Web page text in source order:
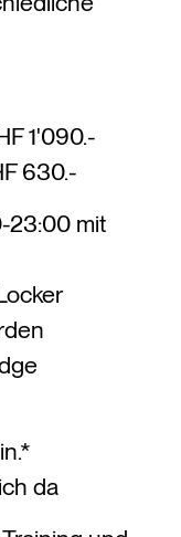
1'090.-
630.-
23:00 mit
da